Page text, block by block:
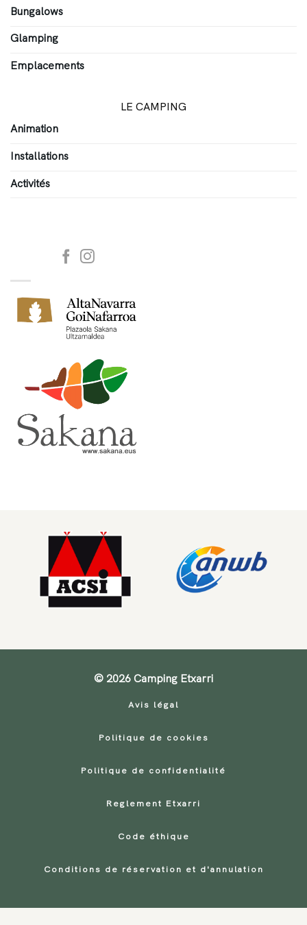
Bungalows
Glamping
Emplacements
LE CAMPING
Animation
Installations
Activités
© 2026 Camping Etxarri
Avis légal
Politique de cookies
Politique de confidentialité
Reglement Etxarri
Code éthique
Conditions de réservation et d'annulation